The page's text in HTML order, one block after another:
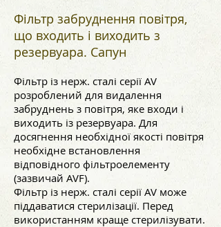
Фільтр забруднення повітря,
що входить і виходить з
резервуара. Сапун
Фільтр із нерж. сталі серії AV
розроблений для видалення
забруднень з повітря, яке входи і
виходить із резервуара. Для
досягнення необхідної якості повітря
необхідне встановлення
відповідного фільтроелементу
(зазвичай AVF).
Фільтр із нерж. сталі серії AV може
піддаватися стерилізації. Перед
використанням краще стерилізувати.